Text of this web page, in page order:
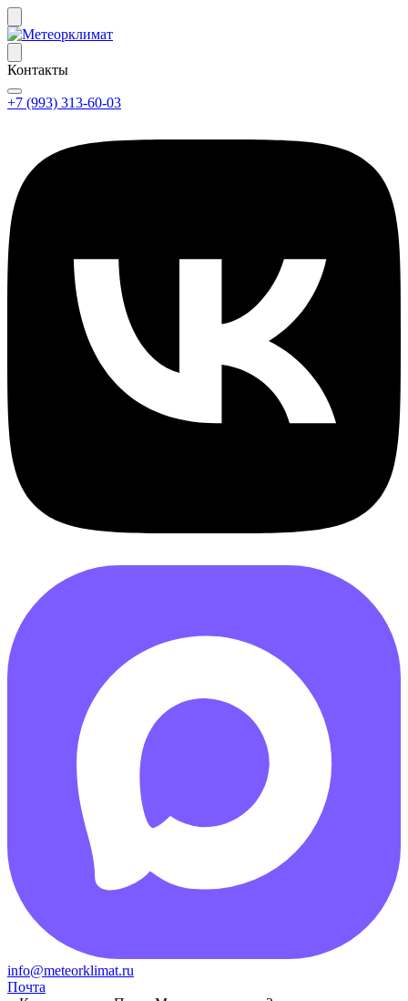
Контакты
+7 (993) 313-60-03
info@meteorklimat.ru
Почта